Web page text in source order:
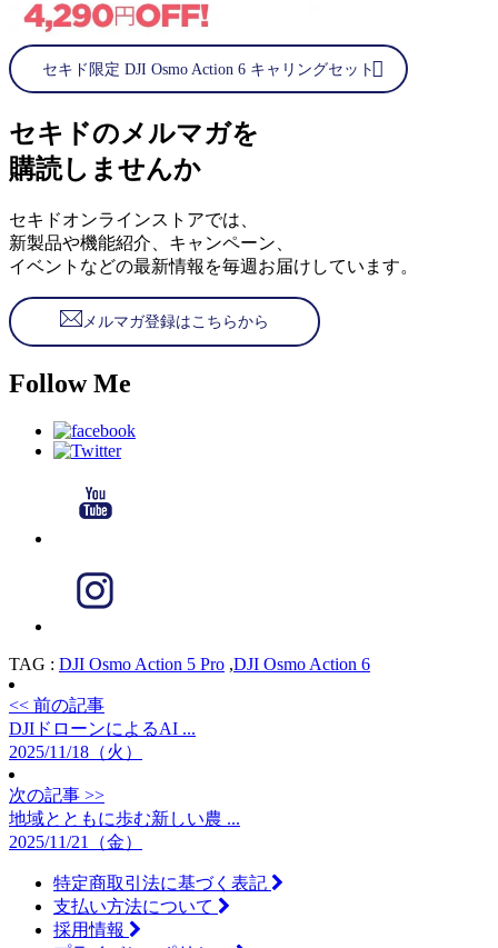
セキド限定 DJI Osmo Action 6 キャリングセット
セキドのメルマガを
購読しませんか
セキドオンラインストアでは、
新製品や機能紹介、キャンペーン、
イベントなどの最新情報を毎週お届けしています。
メルマガ登録はこちらから
Follow Me
TAG : DJI Osmo Action 5 Pro ,DJI Osmo Action 6
<< 前の記事
DJIドローンによるAI ...
2025/11/18（火）
次の記事 >>
地域とともに歩む新しい農 ...
2025/11/21（金）
特定商取引法に基づく表記
支払い方法について
採用情報